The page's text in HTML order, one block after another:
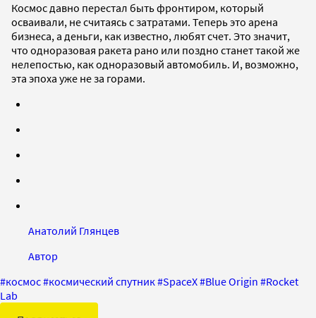
Космос давно перестал быть фронтиром, который
осваивали, не считаясь с затратами. Теперь это арена
бизнеса, а деньги, как известно, любят счет. Это значит,
что одноразовая ракета рано или поздно станет такой же
нелепостью, как одноразовый автомобиль. И, возможно,
эта эпоха уже не за горами.
Анатолий Глянцев
Автор
#космос#космический спутник#SpaceX#Blue Origin #Rocket
Lab